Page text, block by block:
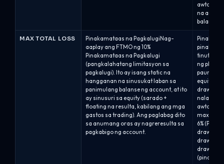
na
MAX TOTAL LOSS
Pinakamataas na PagkalugiNag-
aaplay ang FTMO ng 10%
Pinakamataas na Pagkalugi
(pangkalahatang limitasyon sa
pagkalugi). Ito ay isang static na
hangganan na sinusukat laban sa
panimulang balanse ng account, at ito
ay sinusuri sa equity (sarado +
floating na resulta, kabilang ang mga
gastos sa trading). Ang paglabag dito
sa anumang oras ay nagreresulta sa
pagkabigo ng account.
tinutukoy
ng plano
paunang
equity ay
nalabag
max
6%